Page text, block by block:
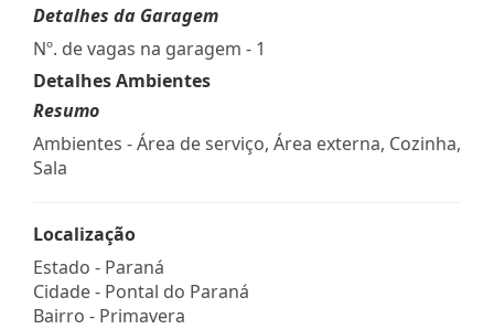
Detalhes da Garagem
Nº. de vagas na garagem - 1
Detalhes Ambientes
Resumo
Ambientes - Área de serviço, Área externa, Cozinha,
Sala
Localização
Estado - Paraná
Cidade - Pontal do Paraná
Bairro - Primavera